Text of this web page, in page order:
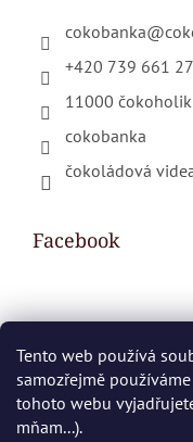
Tento web používá
samozřejmě
tohoto webu
mňam...).
cokobanka@
+420 739 661
11000
cokobanka
čokoládová
Facebook
Shopping cart
0 PCS /€0